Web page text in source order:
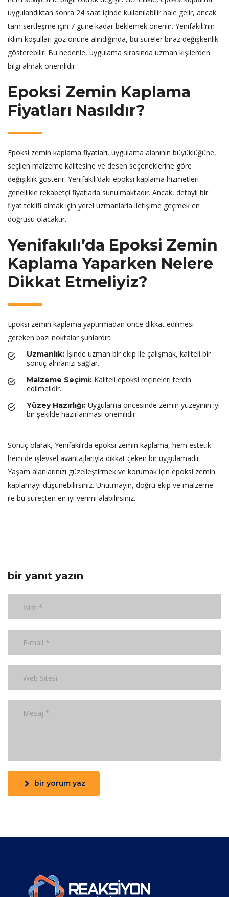
uygulandıktan sonra 24 saat içinde kullanılabilir hale gelir, ancak
tam sertleşme için 7 güne kadar beklemek önerilir. Yenifakılı’nın
iklim koşulları göz önüne alındığında, bu süreler biraz değişkenlik
gösterebilir. Bu nedenle, uygulama sırasında uzman kişilerden
bilgi almak önemlidir.
Epoksi Zemin Kaplama
Fiyatları Nasıldır?
Epoksi zemin kaplama fiyatları, uygulama alanının büyüklüğüne,
seçilen malzeme kalitesine ve desen seçeneklerine göre
değişiklik gösterir. Yenifakılı’daki epoksi kaplama hizmetleri
genellikle rekabetçi fiyatlarla sunulmaktadır. Ancak, detaylı bir
fiyat teklifi almak için yerel uzmanlarla iletişime geçmek en
doğrusu olacaktır.
Yenifakılı’da Epoksi Zemin
Kaplama Yaparken Nelere
Dikkat Etmeliyiz?
Epoksi zemin kaplama yaptırmadan önce dikkat edilmesi
gereken bazı noktalar şunlardır:
Uzmanlık: İşinde uzman bir ekip ile çalışmak, kaliteli bir
sonuç almanızı sağlar.
Malzeme Seçimi: Kaliteli epoksi reçineleri tercih
edilmelidir.
Yüzey Hazırlığı: Uygulama öncesinde zemin yüzeyinin iyi
bir şekilde hazırlanması önemlidir.
Sonuç olarak, Yenifakılı’da epoksi zemin kaplama, hem estetik
hem de işlevsel avantajlarıyla dikkat çeken bir uygulamadır.
Yaşam alanlarınızı güzelleştirmek ve korumak için epoksi zemin
kaplamayı düşünebilirsiniz. Unutmayın, doğru ekip ve malzeme
ile bu süreçten en iyi verimi alabilirsiniz.
bir yanıt yazın
bir yorum yaz